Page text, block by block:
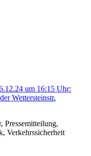
um 16:15 Uhr:
Wettersteinstr.
Pressemitteilung,
Verkehrssicherheit